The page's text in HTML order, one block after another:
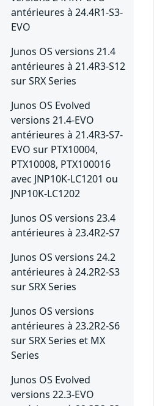
antérieures à 24.4R1-S3-
EVO
Junos OS versions 21.4
antérieures à 21.4R3-S12
sur SRX Series
Junos OS Evolved
versions 21.4-EVO
antérieures à 21.4R3-S7-
EVO sur PTX10004,
PTX10008, PTX100016
avec JNP10K-LC1201 ou
JNP10K-LC1202
Junos OS versions 23.4
antérieures à 23.4R2-S7
Junos OS versions 24.2
antérieures à 24.2R2-S3
sur SRX Series
Junos OS versions
antérieures à 23.2R2-S6
sur SRX Series et MX
Series
Junos OS Evolved
versions 22.3-EVO